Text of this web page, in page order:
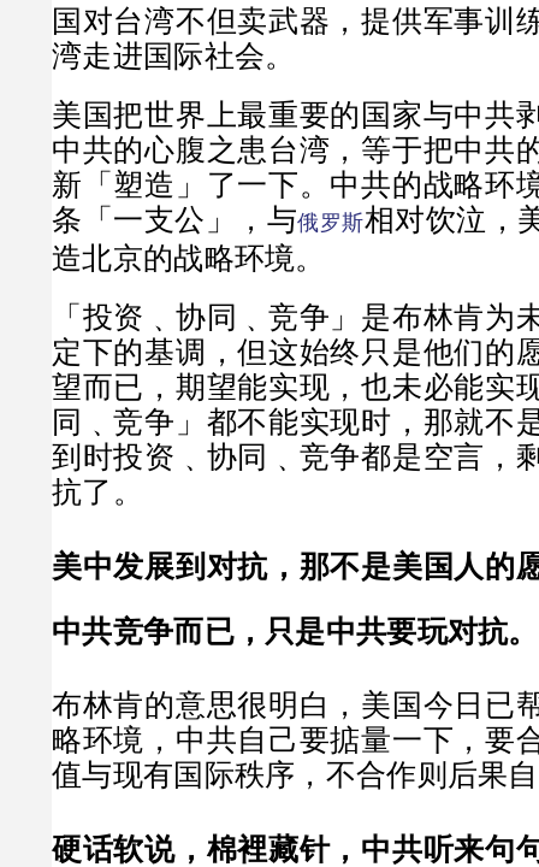
国对台湾不但卖武器，提供军事训
湾走进国际社会。
美国把世界上最重要的国家与中共
中共的心腹之患台湾，等于把中共
新「塑造」了一下。中共的战略环
条「一支公」，与俄罗斯相对饮泣，
造北京的战略环境。
「投资﹑协同﹑竞争」是布林肯为
定下的基调，但这始终只是他们的
望而已，期望能实现，也未必能实
同﹑竞争」都不能实现时，那就不
到时投资﹑协同﹑竞争都是空言，
抗了。
美中发展到对抗，那不是美国人的
中共竞争而已，只是中共要玩对抗。
布林肯的意思很明白，美国今日已
略环境，中共自己要掂量一下，要
值与现有国际秩序，不合作则后果
硬话软说，棉裡藏针，中共听来句